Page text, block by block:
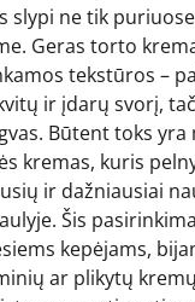
slypi ne tik
Geras torto
tekstūros –
ir įdarų svorį,
Būtent toks yra
kremas, kuris
ir dažniausiai
Šis
kepėjams,
ar plikytų